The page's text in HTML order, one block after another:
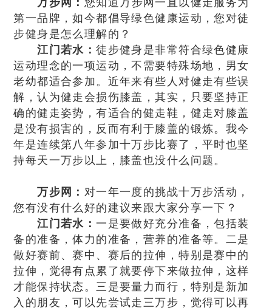
万步网： 您知道万步网一直以健走服务为
第一品牌，如今都倡导绿色健康运动，您对徒
步健身是怎么理解的？
江门若水：徒步健身是非常符合绿色健康
运动理念的一项运动，不需要特殊场地，男女
老幼都适合参加。近年来有些人对健走有些误
解，认为健走会损伤膝盖，其实，只要坚持正
确的健走姿势，有适合的健走鞋，健走对膝盖
是没有损害的，反而有利于膝盖的锻炼。我今
年是连续第八年参加十万步比赛了，平时也坚
持每天一万步以上，膝盖也没什么问题。
万步网： 对一年一度的挑战十万步活动，
您有没有什么好的建议来跟大家分享一下？
江门若水：一是要做好充分准备，包括装
备的准备，体力的准备，营养的准备等。二是
做好赛前、赛中、赛后的拉伸，特别是赛中的
拉伸，觉得有点累了就要停下来做拉伸，这样
才能保持状态。三是要量力而行，特别是新加
入的朋友，可以先尝试走三万步，觉得可以再